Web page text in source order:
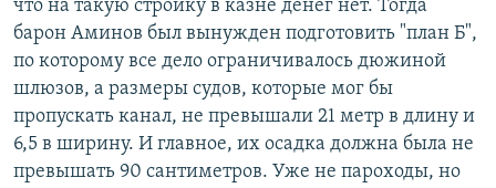
что на такую стройку в казне денег нет. Тогда
барон Аминов был вынужден подготовить "план Б",
по которому все дело ограничивалось дюжиной
шлюзов, а размеры судов, которые мог бы
пропускать канал, не превышали 21 метр в длину и
6,5 в ширину. И главное, их осадка должна была не
превышать 90 сантиметров. Уже не пароходы, но